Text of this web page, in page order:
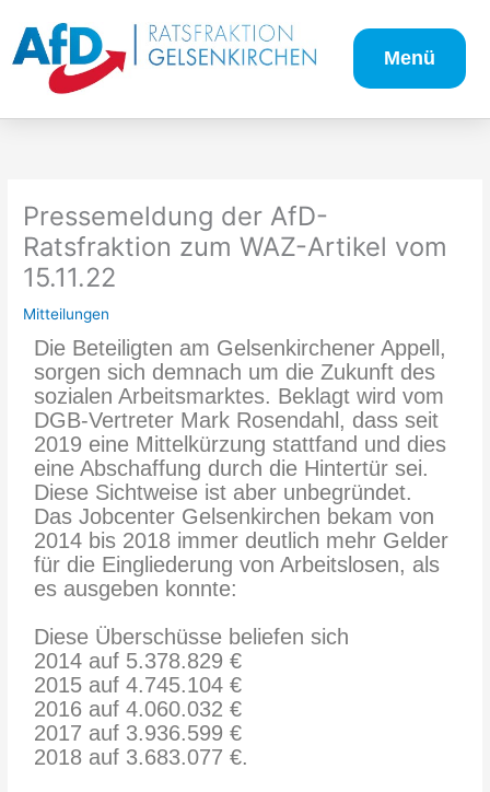
Inhalt
springen
Menü
Pressemeldung der AfD-
Ratsfraktion zum WAZ-Artikel vom
15.11.22
Mitteilungen
Die Beteiligten am Gelsenkirchener Appell,
sorgen sich demnach um die Zukunft des
sozialen Arbeitsmarktes. Beklagt wird vom
DGB-Vertreter Mark Rosendahl, dass seit
2019 eine Mittelkürzung stattfand und dies
eine Abschaffung durch die Hintertür sei.
Diese Sichtweise ist aber unbegründet.
Das Jobcenter Gelsenkirchen bekam von
2014 bis 2018 immer deutlich mehr Gelder
für die Eingliederung von Arbeitslosen, als
es ausgeben konnte:
Diese Überschüsse beliefen sich
2014 auf 5.378.829 €
2015 auf 4.745.104 €
2016 auf 4.060.032 €
2017 auf 3.936.599 €
2018 auf 3.683.077 €.